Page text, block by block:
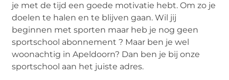
je met de tijd een goede motivatie hebt. Om zo je
doelen te halen en te blijven gaan. Wil jij
beginnen met sporten maar heb je nog geen
sportschool abonnement ? Maar ben je wel
woonachtig in Apeldoorn? Dan ben je bij onze
sportschool aan het juiste adres.